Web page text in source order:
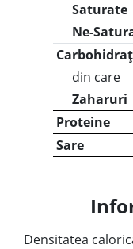
Saturate
Ne-
din care
Zaharuri
Proteine
Sare
Densitatea